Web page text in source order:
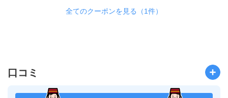
全てのクーポンを見る（1件）
口コミ